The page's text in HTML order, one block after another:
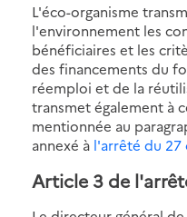
L'éco-organisme
l'environnement les
bénéficiaires et les
des financements du
réemploi et de la
transmet également à
mentionnée au
annexé à l'arrêté du 27
Article 3 de